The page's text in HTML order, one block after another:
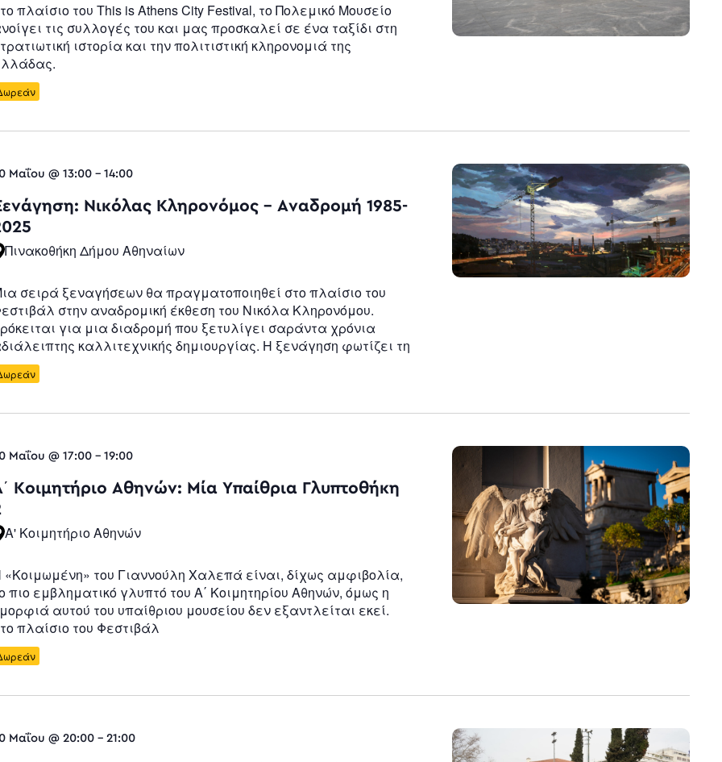
πλαίσιο του This is Athens City Festival, το Πολεμικό Μουσείο
τις συλλογές του και μας προσκαλεί σε ένα ταξίδι στη
ιστορία και την πολιτιστική κληρονομιά της
Μαΐου @ 13:00 -14:00
Νικόλας Κληρονόμος – Αναδρομή 1985-
Πινακοθήκη Δήμου Αθηναίων
σειρά ξεναγήσεων θα πραγματοποιηθεί στο πλαίσιο του
στην αναδρομική έκθεση του Νικόλα Κληρονόμου.
για μια διαδρομή που ξετυλίγει σαράντα χρόνια
καλλιτεχνικής δημιουργίας. Η ξενάγηση φωτίζει τη
Μαΐου @ 17:00 -19:00
Κοιμητήριο Αθηνών: Μία Υπαίθρια Γλυπτοθήκη
Α' Κοιμητήριο Αθηνών
«Κοιμωμένη» του Γιαννούλη Χαλεπά είναι, δίχως αμφιβολία,
πιο εμβληματικό γλυπτό του Α΄ Κοιμητηρίου Αθηνών, όμως η
αυτού του υπαίθριου μουσείου δεν εξαντλείται εκεί.
πλαίσιο του Φεστιβάλ
Μαΐου @ 20:00 -21:00